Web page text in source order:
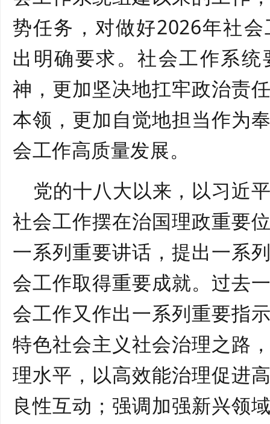
势任务，对做好2026年社
出明确要求。社会工作系
神，更加坚决地扛牢政治责
本领，更加自觉地担当作为
会工作高质量发展。
党的十八大以来，以习近
社会工作摆在治国理政重要
一系列重要讲话，提出一系
会工作取得重要成就。过去
会工作又作出一系列重要指
特色社会主义社会治理之路
理水平，以高效能治理促进
良性互动；强调加强新兴领